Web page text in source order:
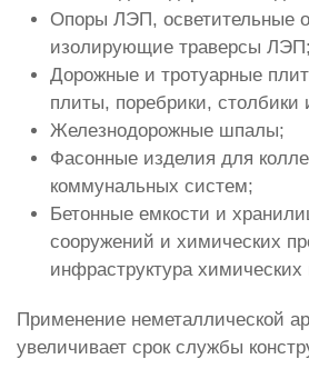
Опоры ЛЭП, осветительные
изолирующие траверсы ЛЭП;
Дорожные и тротуарные
плиты, поребрики, столбики
Железнодорожные шпалы;
Фасонные изделия для
коммунальных систем;
Бетонные емкости и
сооружений и химических
инфраструктура химических
Применение неметаллической
увеличивает срок службы